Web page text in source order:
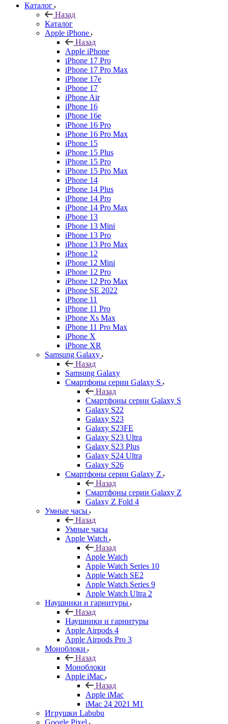
Каталог
Назад
Каталог
Apple iPhone
Назад
Apple iPhone
iPhone 17 Pro
iPhone 17 Pro Max
iPhone 17e
iPhone 17
iPhone Air
iPhone 16
iPhone 16e
iPhone 16 Pro
iPhone 16 Pro Max
iPhone 15
iPhone 15 Plus
iPhone 15 Pro
iPhone 15 Pro Max
iPhone 14
iPhone 14 Plus
iPhone 14 Pro
iPhone 14 Pro Max
iPhone 13
iPhone 13 Mini
iPhone 13 Pro
iPhone 13 Pro Max
iPhone 12
iPhone 12 Mini
iPhone 12 Pro
iPhone 12 Pro Max
iPhone SE 2022
iPhone 11
iPhone 11 Pro
iPhone Xs Max
iPhone 11 Pro Max
iPhone X
iPhone XR
Samsung Galaxy
Назад
Samsung Galaxy
Смартфоны серии Galaxy S
Назад
Смартфоны серии Galaxy S
Galaxy S22
Galaxy S23
Galaxy S23FE
Galaxy S23 Ultra
Galaxy S23 Plus
Galaxy S24 Ultra
Galaxy S26
Смартфоны серии Galaxy Z
Назад
Смартфоны серии Galaxy Z
Galaxy Z Fold 4
Умные часы
Назад
Умные часы
Apple Watch
Назад
Apple Watch
Apple Watch Series 10
Apple Watch SE2
Apple Watch Series 9
Apple Watch Ultra 2
Наушники и гарнитуры
Назад
Наушники и гарнитуры
Apple Airpods 4
Apple Airpods Pro 3
Моноблоки
Назад
Моноблоки
Apple iMac
Назад
Apple iMac
iMac 24 2021 M1
Игрушки Labubu
Google Pixel